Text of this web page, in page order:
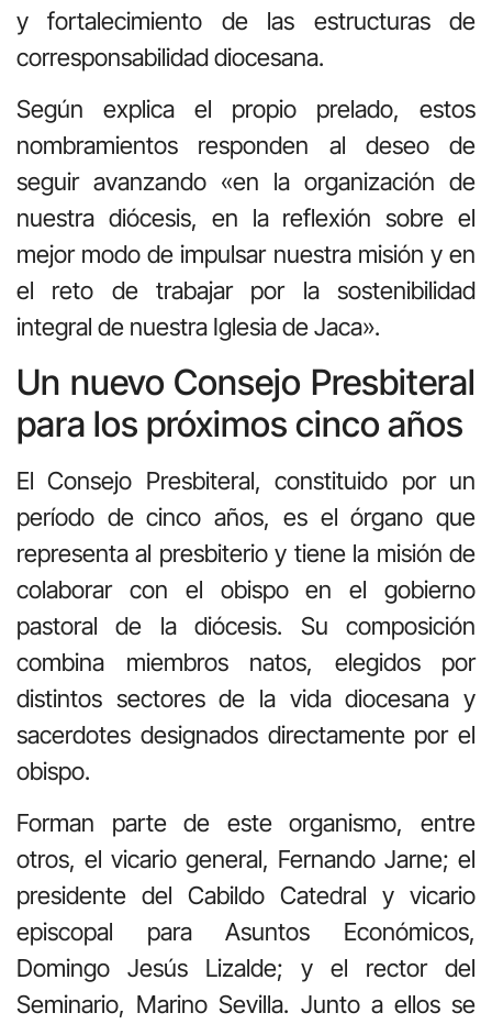
y fortalecimiento de las estructuras de
corresponsabilidad diocesana.
Según explica el propio prelado, estos
nombramientos responden al deseo de
seguir avanzando «en la organización de
nuestra diócesis, en la reflexión sobre el
mejor modo de impulsar nuestra misión y en
el reto de trabajar por la sostenibilidad
integral de nuestra Iglesia de Jaca».
Un nuevo Consejo Presbiteral
para los próximos cinco años
El Consejo Presbiteral, constituido por un
período de cinco años, es el órgano que
representa al presbiterio y tiene la misión de
colaborar con el obispo en el gobierno
pastoral de la diócesis. Su composición
combina miembros natos, elegidos por
distintos sectores de la vida diocesana y
sacerdotes designados directamente por el
obispo.
Forman parte de este organismo, entre
otros, el vicario general, Fernando Jarne; el
presidente del Cabildo Catedral y vicario
episcopal para Asuntos Económicos,
Domingo Jesús Lizalde; y el rector del
Seminario, Marino Sevilla. Junto a ellos se